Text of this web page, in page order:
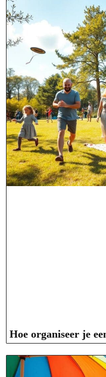
Hoe organiseer je